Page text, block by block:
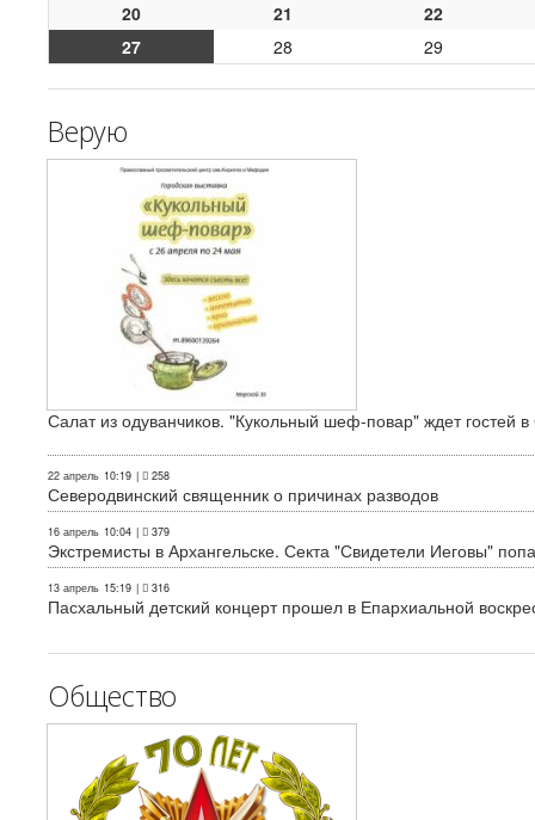
20
21
22
27
28 29
Верую
Салат из одуванчиков. "Кукольный шеф-повар" ждет гостей
22 апрель 10:19 | 258
Северодвинский священник о причинах разводов
16 апрель 10:04 | 379
Экстремисты в Архангельске. Секта "Свидетели Иеговы"
13 апрель 15:19 | 316
Пасхальный детский концерт прошел в Епархиальной
Общество